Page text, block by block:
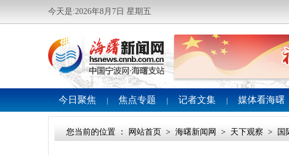
今天是:2026年8月7日 星期五
今日聚焦 焦点专题 记者文集 媒体看海曙
您当前的位置 ： 网站首页 > 海曙新闻网 > 天下观察 > 国